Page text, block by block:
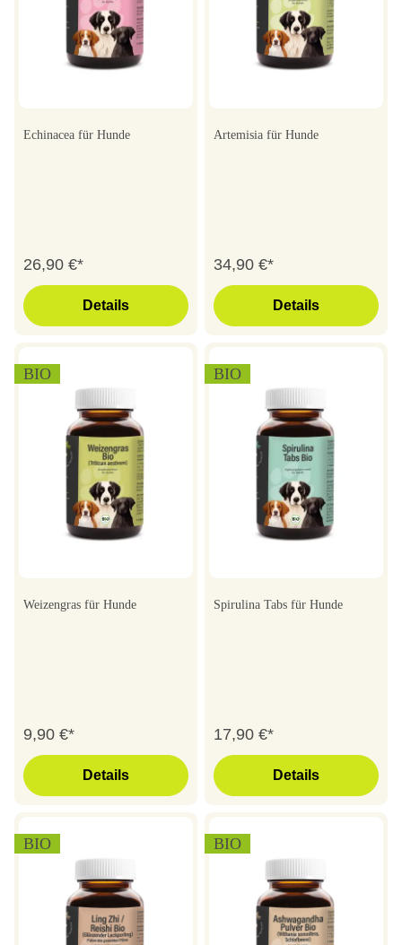
Echinacea für Hunde
26,90 €*
Details
Artemisia für Hunde
34,90 €*
Details
BIO
Weizengras für Hunde
9,90 €*
Details
BIO
Spirulina Tabs für Hunde
17,90 €*
Details
BIO BIO